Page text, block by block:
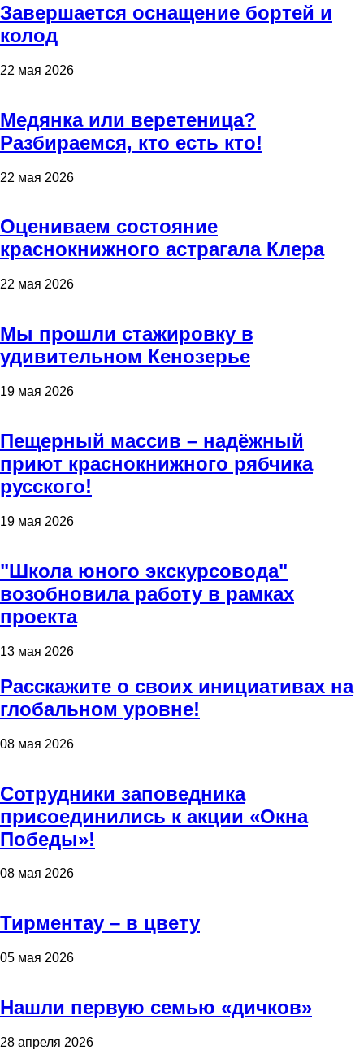
Завершается оснащение бортей и
колод
22 мая 2026
Медянка или веретеница?
Разбираемся, кто есть кто!
22 мая 2026
Оцениваем состояние
краснокнижного астрагала Клера
22 мая 2026
Мы прошли стажировку в
удивительном Кенозерье
19 мая 2026
Пещерный массив – надёжный
приют краснокнижного рябчика
русского!
19 мая 2026
"Школа юного экскурсовода"
возобновила работу в рамках
проекта
13 мая 2026
Расскажите о своих инициативах на
глобальном уровне!
08 мая 2026
Сотрудники заповедника
присоединились к акции «Окна
Победы»!
08 мая 2026
Тирментау – в цвету
05 мая 2026
Нашли первую семью «дичков»
28 апреля 2026